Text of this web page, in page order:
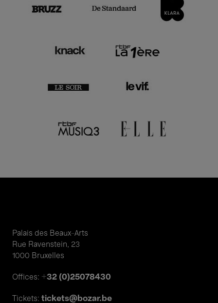
Palais des Beaux-Arts
Rue Ravenstein, 23
1000 Bruxelles
Offices: +32 (0)25078430
Tickets: tickets@bozar.be